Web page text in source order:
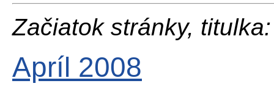
Začiatok stránky, titulka:
Apríl 2008